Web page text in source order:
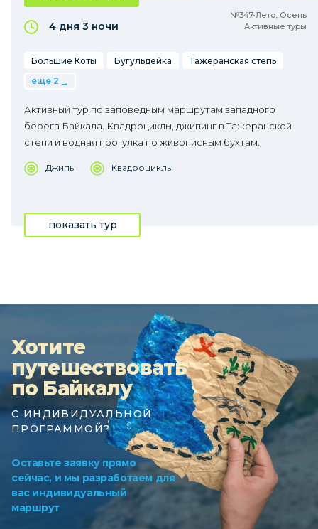
№347•Лето, Осень
Активные туры
4 дня 3 ночи
Большие Коты Бугульдейка
Тажеранская степь
еще 2
Активный тур по заповедным маршрутам западного
берега Байкала. Квадроциклы, джипинг в Тажеранской
степи и водная прогулка по живописным бухтам.
Джипы Квадроциклы
показать тур
Хотите
путешествовать
по Байкалу
С ИНДИВИДУАЛЬНОЙ
ПРОГРАММОЙ?
Оставьте заявку прямо
сейчас, и мы разработаем для
вас индивидуальный
маршрут